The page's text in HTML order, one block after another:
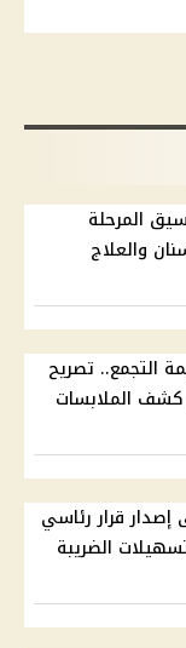
المرحلة
والعلاج
التجمع.. تصريح
كشف الملابسات
قرار رئاسي
الضريبة